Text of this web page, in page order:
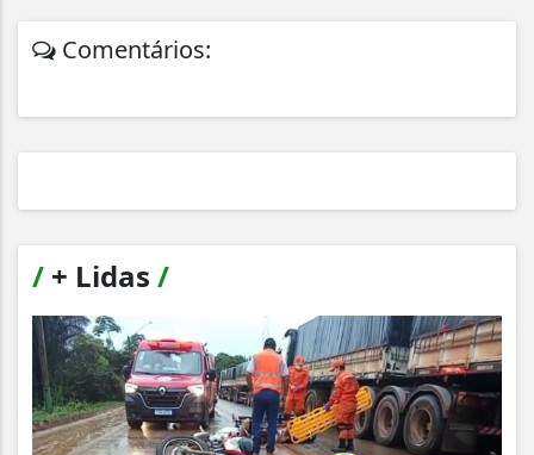
Comentários:
/ + Lidas /